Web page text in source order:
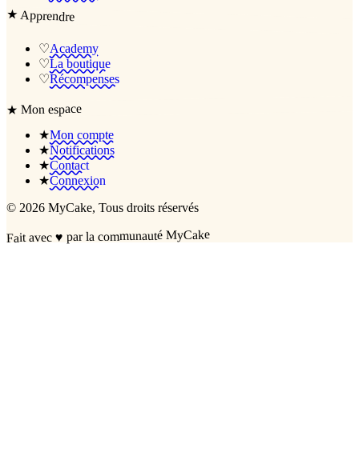
★Apprendre
♡Academy
♡La boutique
♡Récompenses
★Mon espace
★Mon compte
★Notifications
★Contact
★Connexion
© 2026 MyCake, Tous droits réservés
Fait avec♥ par la communauté MyCake